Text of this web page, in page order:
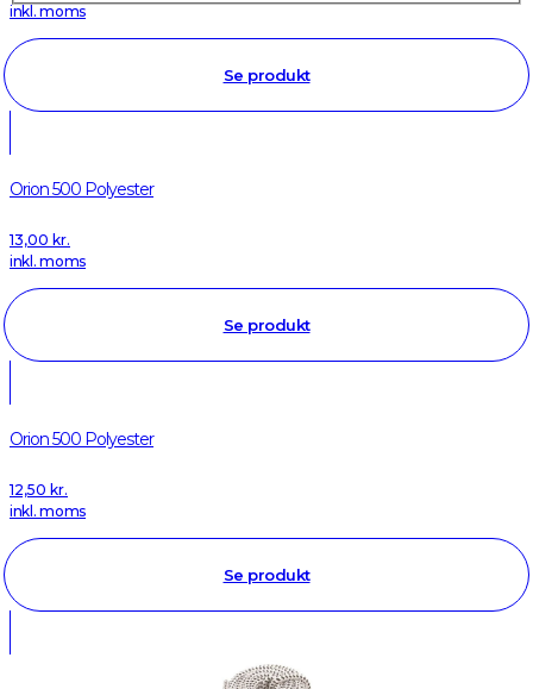
inkl. moms
Se produkt
Orion 500 Polyester
13,00 kr.
inkl. moms
Se produkt
Orion 500 Polyester
12,50 kr.
inkl. moms
Se produkt